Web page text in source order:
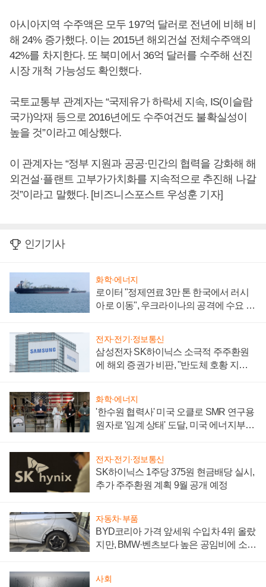
아시아지역 수주액은 모두 197억 달러로 전년에 비해 비
해 24% 증가했다. 이는 2015년 해외건설 전체수주액의
42%를 차지한다. 또 북미에서 36억 달러를 수주해 선진
시장 개척 가능성도 확인했다.
국토교통부 관계자는 “국제유가 하락세 지속, IS(이슬람
국가)악재 등으로 2016년에도 수주여건도 불확실성이
높을 것”이라고 예상했다.
이 관계자는 “정부 지원과 공공·민간의 협력을 강화해 해
외건설·플랜트 고부가가치화를 지속적으로 추진해 나갈
것”이라고 말했다. [비즈니스포스트 우성훈 기자]
인기기사
화학·에너지
로이터 "정제연료 3만 톤 한국에서 러시
아로 이동", 우크라이나의 공격에 수요 늘
전자·전기·정보통신
삼성전자 SK하이닉스 소극적 주주환원
에 해외 증권가 비판, "반도체 호황 지속
화학·에너지
'한수원 협력사' 미국 오클로 SMR 연구용
원자로 '임계 상태' 도달, 미국 에너지부
전자·전기·정보통신
SK하이닉스 1주당 375원 현금배당 실시,
추가 주주환원 계획 9월 공개 예정
자동차·부품
BYD코리아 가격 앞세워 수입차 4위 올랐
지만, BMW·벤츠보다 높은 공임비에 소비
사회